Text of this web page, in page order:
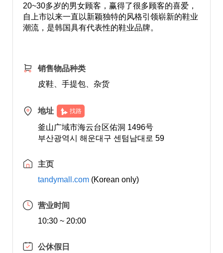
20~30多岁的男女顾客，赢得了很多顾客的喜爱，
自上市以来一直以新颖独特的风格引领崭新的鞋业
潮流，是韩国具有代表性的鞋业品牌。
销售物品种类
皮鞋、手提包、杂货
地址 找路
釜山广域市海云台区佑洞 1496号
부산광역시 해운대구 센텀남대로 59
主页
tandymall.com(Korean only)
营业时间
10:30 ~ 20:00
公休假日